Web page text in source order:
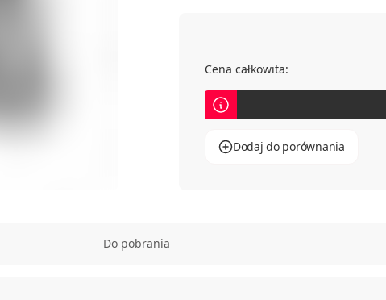
Cena całkowita:
Dodaj do porównania
Do pobrania